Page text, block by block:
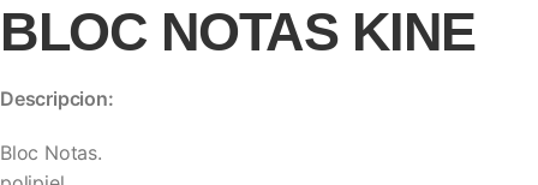
BLOC NOTAS KINE
Descripcion:
Bloc Notas.